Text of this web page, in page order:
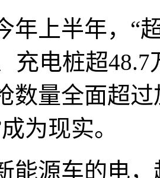
上半年，“超
充电桩超
数量全面超
为现实。
源车的电，